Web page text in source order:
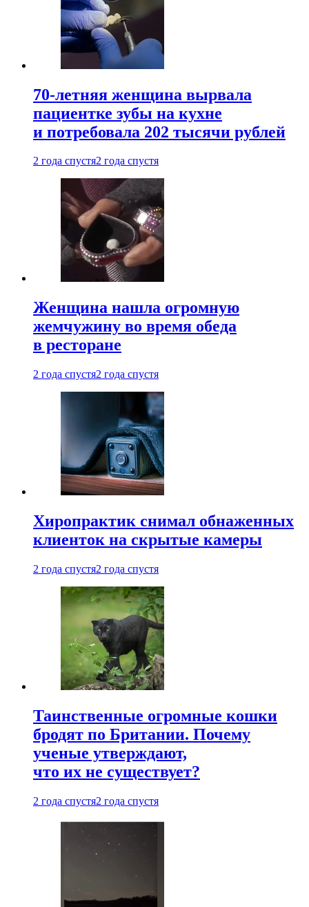
70-летняя женщина вырвала
пациентке зубы на кухне
и потребовала 202 тысячи рублей
2 года спустя2 года спустя
Женщина нашла огромную
жемчужину во время обеда
в ресторане
2 года спустя2 года спустя
Хиропрактик снимал обнаженных
клиенток на скрытые камеры
2 года спустя2 года спустя
Таинственные огромные кошки
бродят по Британии. Почему
ученые утверждают,
что их не существует?
2 года спустя2 года спустя